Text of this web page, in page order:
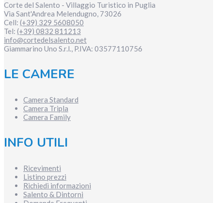
Corte del Salento - Villaggio Turistico in Puglia
Via Sant'Andrea Melendugno 73026
Cell: (+39) 329 5608050
Tel: (+39) 0832 811213
info@cortedelsalento.net
Giammarino Uno S.r.l., P.IVA: 03577110756
LE CAMERE
Camera Standard
Camera Tripla
Camera Family
INFO UTILI
Ricevimenti
Listino prezzi
Richiedi informazioni
Salento & Dintorni